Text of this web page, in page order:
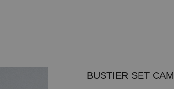
BUSTIER SET